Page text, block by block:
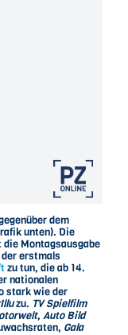
dem
unten). Die
Montagsausgabe
erstmals
zu tun, die ab 14.
nationalen
stark wie der
zu. TV Spielfilm
, Auto Bild
Gala